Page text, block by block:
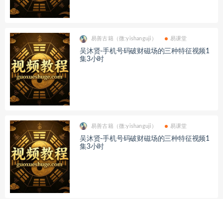
易善古籍（微:yishanguji） 易课堂
吴沐贤-手机号码破财磁场的三种特征视频1
集3小时
易善古籍（微:yishanguji） 易课堂
吴沐贤-手机号码破财磁场的三种特征视频1
集3小时